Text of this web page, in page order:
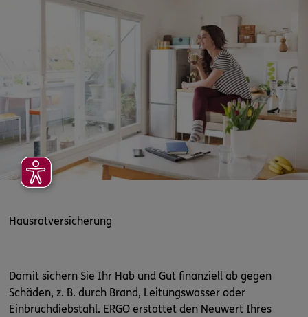
Hausratversicherung
Damit sichern Sie Ihr Hab und Gut finanziell ab gegen
Schäden, z. B. durch Brand, Leitungswasser oder
Einbruchdiebstahl. ERGO erstattet den Neuwert Ihres